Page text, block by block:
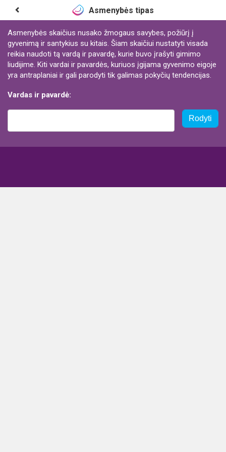
Asmenybės tipas
Asmenybės skaičius nusako žmogaus savybes, požiūrį į
gyvenimą ir santykius su kitais. Šiam skaičiui nustatyti visada
reikia naudoti tą vardą ir pavardę, kurie buvo įrašyti gimimo
liudijime. Kiti vardai ir pavardės, kuriuos įgijama gyvenimo eigoje
yra antraplaniai ir gali parodyti tik galimas pokyčių tendencijas.
Vardas ir pavardė:
Rodyti